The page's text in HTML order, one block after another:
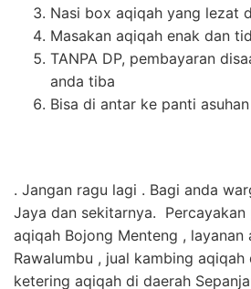
Nasi box aqiqah yang lezat
Masakan aqiqah enak dan
TANPA DP, pembayaran
anda tiba
Bisa di antar ke panti
. Jangan ragu lagi . Bagi anda
Jaya dan sekitarnya.
aqiqah Bojong Menteng , layanan
Rawalumbu , jual kambing aqiqah
ketering aqiqah di daerah